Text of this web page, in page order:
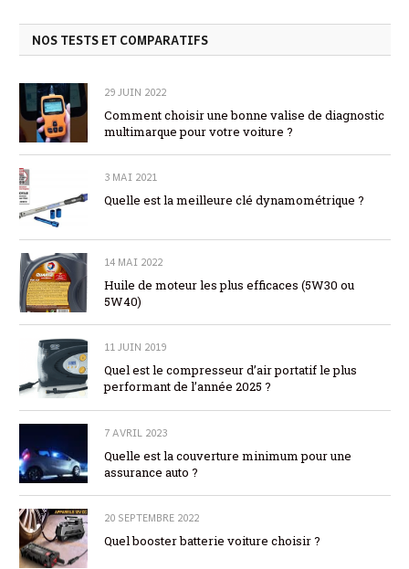
NOS TESTS ET COMPARATIFS
29 JUIN 2022
Comment choisir une bonne valise de diagnostic
multimarque pour votre voiture ?
3 MAI 2021
Quelle est la meilleure clé dynamométrique ?
14 MAI 2022
Huile de moteur les plus efficaces (5W30 ou
5W40)
11 JUIN 2019
Quel est le compresseur d’air portatif le plus
performant de l’année 2025 ?
7 AVRIL 2023
Quelle est la couverture minimum pour une
assurance auto ?
20 SEPTEMBRE 2022
Quel booster batterie voiture choisir ?